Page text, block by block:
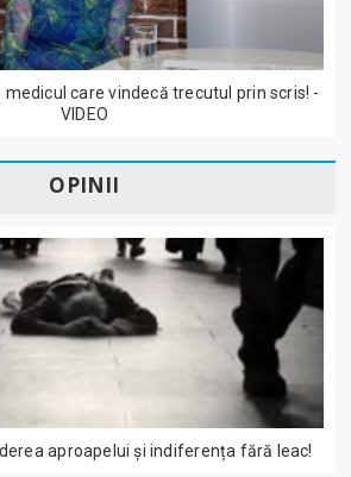
medicul care vindecă trecutul prin scris! -
VIDEO
OPINII
aproapelui și indiferența fără leac!